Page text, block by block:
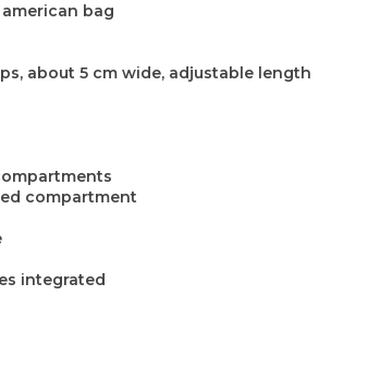
bag
about 5 cm wide, adjustable length
compartment
integrated